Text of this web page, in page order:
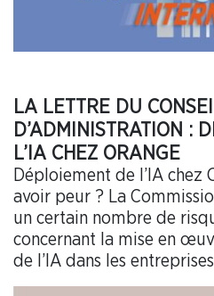
LA LETTRE DU
D’ADMINISTRATION :
L’IA CHEZ ORANGE
Déploiement de l’IA chez
avoir peur ? La
un certain nombre de
concernant la mise en
de l’IA dans les